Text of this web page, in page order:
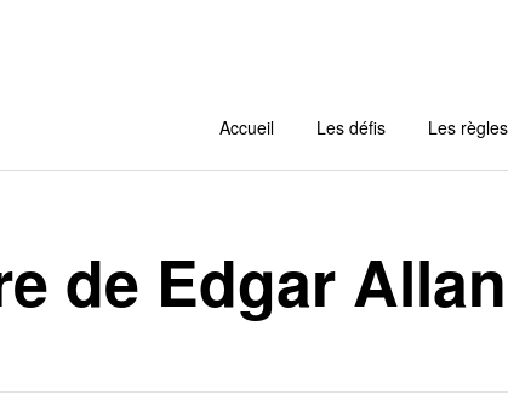
Accueil Les défis Les
de Edgar